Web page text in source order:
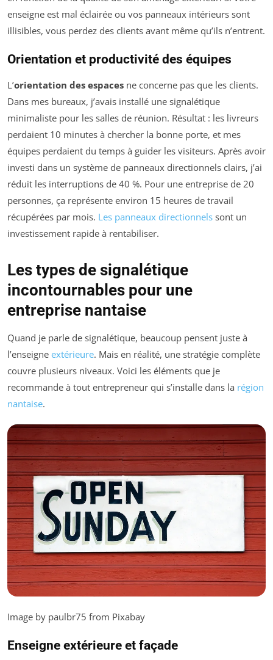
enseigne est mal éclairée ou vos panneaux intérieurs sont
illisibles, vous perdez des clients avant même qu’ils n’entrent.
Orientation et productivité des équipes
L’orientation des espaces ne concerne pas que les clients.
Dans mes bureaux, j’avais installé une signalétique
minimaliste pour les salles de réunion. Résultat : les livreurs
perdaient 10 minutes à chercher la bonne porte, et mes
équipes perdaient du temps à guider les visiteurs. Après avoir
investi dans un système de panneaux directionnels clairs, j’ai
réduit les interruptions de 40 %. Pour une entreprise de 20
personnes, ça représente environ 15 heures de travail
récupérées par mois. Les panneaux directionnels sont un
investissement rapide à rentabiliser.
Les types de signalétique
incontournables pour une
entreprise nantaise
Quand je parle de signalétique, beaucoup pensent juste à
l’enseigne extérieure. Mais en réalité, une stratégie complète
couvre plusieurs niveaux. Voici les éléments que je
recommande à tout entrepreneur qui s’installe dans la région
nantaise.
Image by paulbr75 from Pixabay
Enseigne extérieure et façade